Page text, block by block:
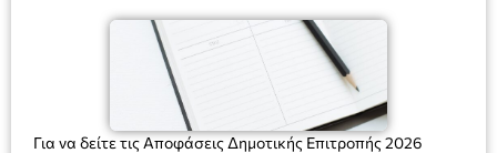
Για να δείτε τις Αποφάσεις Δημοτικής Επιτροπής 2026